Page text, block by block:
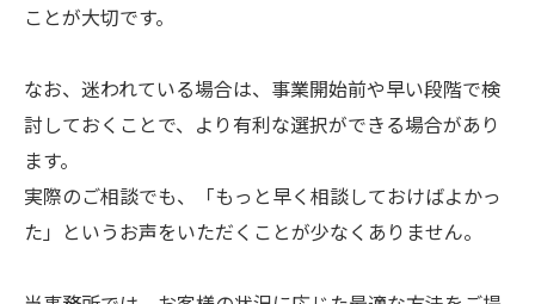
ことが大切です。
なお、迷われている場合は、事業開始前や早い段階で検
討しておくことで、より有利な選択ができる場合があり
ます。
実際のご相談でも、「もっと早く相談しておけばよかっ
た」というお声をいただくことが少なくありません。